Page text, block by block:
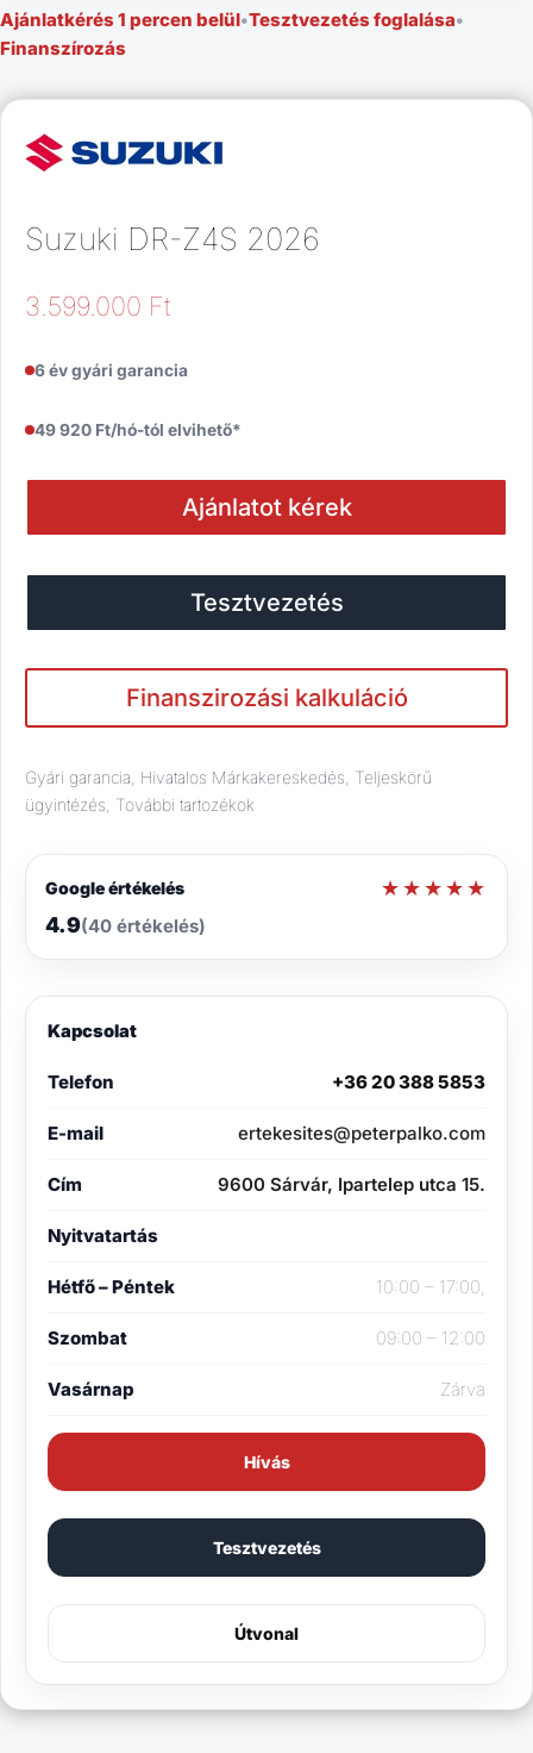
Ajánlatkérés 1 percen belül•Tesztvezetés foglalása•
Finanszírozás
Suzuki DR-Z4S 2026
3.599.000 Ft
6 év gyári garancia
49 920 Ft/hó-tól elvihető*
Ajánlatot kérek
Tesztvezetés
Finanszirozási kalkuláció
Gyári garancia, Hivatalos Márkakereskedés, Teljeskörű
ügyintézés, További tartozékok
Google értékelés ★★★★★
★★★★★
4.9(40 értékelés)
Kapcsolat
Telefon +36 20 388 5853
E-mail ertekesites@peterpalko.com
Cím 9600 Sárvár, Ipartelep utca 15.
Nyitvatartás
Hétfő – Péntek 10:00 – 17:00,
Szombat 09:00 – 12:00
Vasárnap Zárva
Hívás
Tesztvezetés
Útvonal